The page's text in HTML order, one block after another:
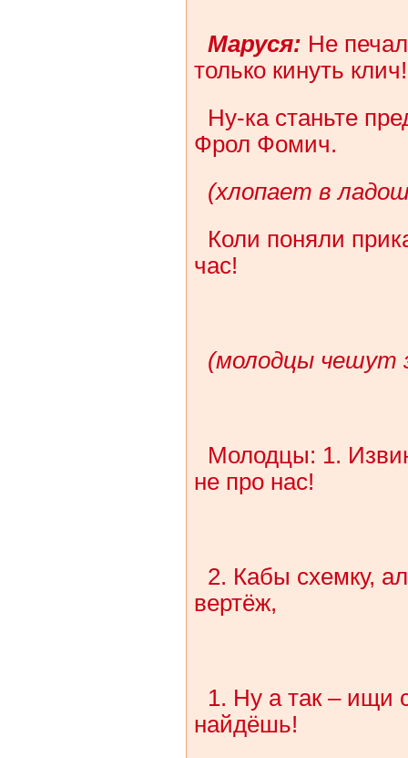
Маруся: Не
только кинуть клич!
Ну-ка станьте
Фрол Фомич.
(хлопает в
Коли поняли
час!
(молодцы чешут
Молодцы: 1.
не про нас!
2. Кабы схемку,
вертёж,
1. Ну а так – ищи
найдёшь!